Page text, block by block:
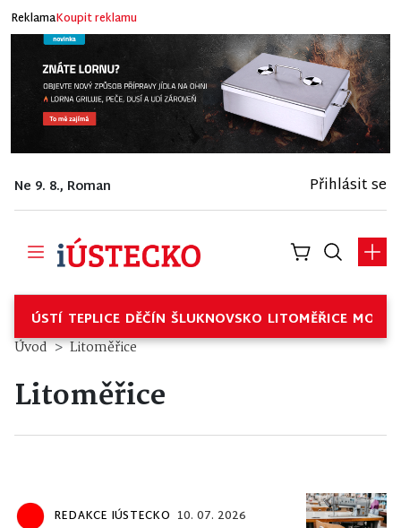
ReklamaKoupit reklamu
Ne 9. 8., Roman Přihlásit se
ÚSTÍ TEPLICE DĚČÍN ŠLUKNOVSKO LITOMĚŘICE
Úvod Litoměřice
Litoměřice
REDAKCE IÚSTECKO 10. 07. 2026